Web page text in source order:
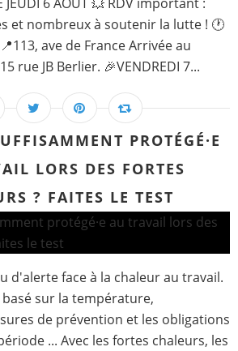
et nombreux à soutenir la lutte ! 🕐
ave de France Arrivée au
rue JB Berlier. 🎉VENDREDI 7...
PROTÉGÉ·E
LORS DES FORTES
? FAITES LE TEST
d'alerte face à la chaleur au travail.
sur la température,
de prévention et les obligations
... Avec les fortes chaleurs, les